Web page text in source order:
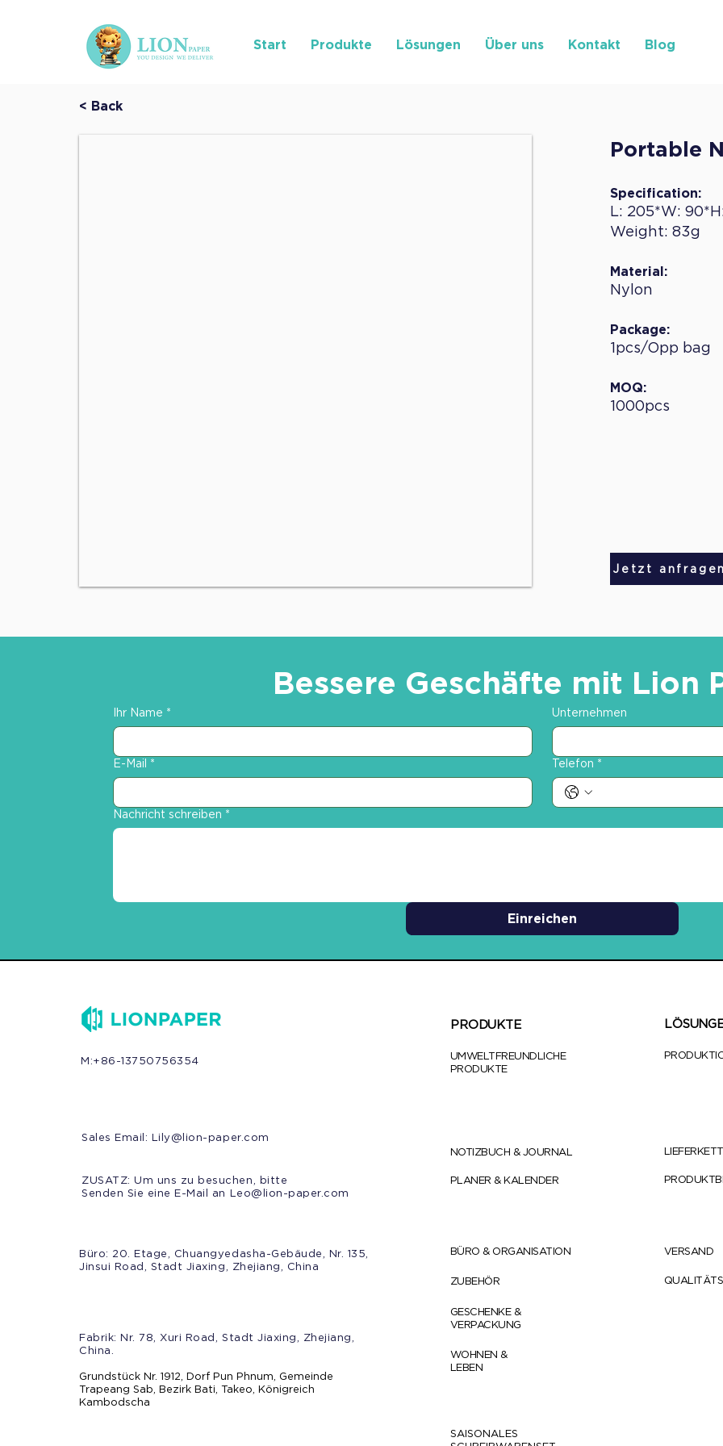
Start Produkte Lösungen Über uns Kontakt Blog
< Back
Portable
Specification:
L: 205*W:
Weight: 83g
Material:
Nylon
Package:
1pcs/Opp bag
MOQ:
1000pcs
Jetzt
Bessere Geschäfte mit Lion
Ihr Name * Unternehmen
E-Mail * Telefon *
Nachricht schreiben *
Einreichen
M:+86-13750756354
Sales Email: Lily@lion-paper.com
ZUSATZ: Um uns zu besuchen, bitte
Senden Sie eine E-Mail an Leo@lion-paper.com
Büro: 20. Etage, Chuangyedasha-Gebäude, Nr. 135,
Jinsui Road, Stadt Jiaxing, Zhejiang, China
PRODUKTE
UMWELTFREUNDLICHE
PRODUKTE
NOTIZBUCH & JOURNAL
PLANER & KALENDER
BÜRO & ORGANISATION
ZUBEHÖR
VERSAND
GESCHENKE &
VERPACKUNG
Fabrik: Nr. 78, Xuri Road, Stadt Jiaxing, Zhejiang,
China.
Grundstück Nr. 1912, Dorf Pun Phnum, Gemeinde
Trapeang Sab, Bezirk Bati, Takeo, Königreich
Kambodscha
WOHNEN &
LEBEN
SAISONALES